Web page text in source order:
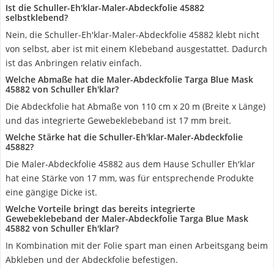
Ist die Schuller-Eh'klar-Maler-Abdeckfolie 45882
selbstklebend?
Nein, die Schuller-Eh'klar-Maler-Abdeckfolie 45882 klebt nicht
von selbst, aber ist mit einem Klebeband ausgestattet. Dadurch
ist das Anbringen relativ einfach.
Welche Abmaße hat die Maler-Abdeckfolie Targa Blue Mask
45882 von Schuller Eh'klar?
Die Abdeckfolie hat Abmaße von 110 cm x 20 m (Breite x Länge)
und das integrierte Gewebeklebeband ist 17 mm breit.
Welche Stärke hat die Schuller-Eh'klar-Maler-Abdeckfolie
45882?
Die Maler-Abdeckfolie 45882 aus dem Hause Schuller Eh'klar
hat eine Stärke von 17 mm, was für entsprechende Produkte
eine gängige Dicke ist.
Welche Vorteile bringt das bereits integrierte
Gewebeklebeband der Maler-Abdeckfolie Targa Blue Mask
45882 von Schuller Eh'klar?
In Kombination mit der Folie spart man einen Arbeitsgang beim
Abkleben und der Abdeckfolie befestigen.